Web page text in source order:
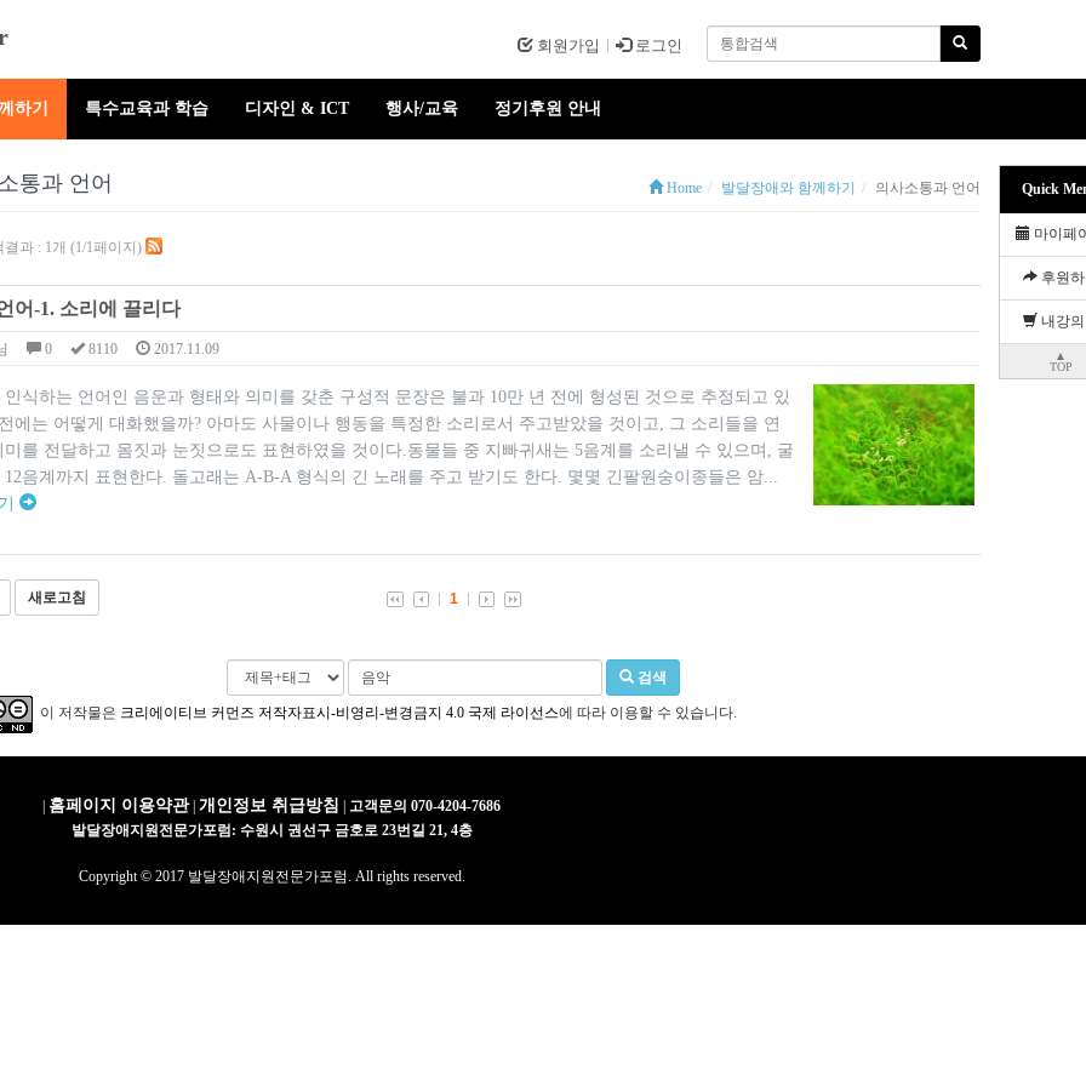
회원가입 로그인
하기 특수교육과 학습 디자인 & ICT 행사/교육 정기후원 안내
통과 언어 Home 발달장애와 함께하기 의사소통과 언어
과 : 1개 (1/1페이지)
어-1. 소리에 끌리다
0 8110 2017.11.09
인식하는 언어인 음운과 형태와 의미를 갖춘 구성적 문장은 불과 10만 년 전에 형성된 것으로 추정되고 있
에는 어떻게 대화했을까? 아마도 사물이나 행동을 특정한 소리로서 주고받았을 것이고, 그 소리들을 연
미를 전달하고 몸짓과 눈짓으로도 표현하였을 것이다.동물들 중 지빠귀새는 5음계를 소리낼 수 있으며, 굴
12음계까지 표현한다. 돌고래는 A-B-A 형식의 긴 노래를 주고 받기도 한다. 몇몇 긴팔원숭이종들은 암...
새로고침 1
검색
이 저작물은 크리에이티브 커먼즈 저작자표시-비영리-변경금지 4.0 국제 라이선스에 따라 이용할 수 있습니다.
Quick
마이페
후원하
내강
▲
TOP
홈페이지 이용약관| 개인정보 취급방침
고객문의 070-4204-7686
발달장애지원전문가포럼: 수원시 권선구 금호로 23번길 21, 4층
Copyright © 2017 발달장애지원전문가포럼. All rights reserved.